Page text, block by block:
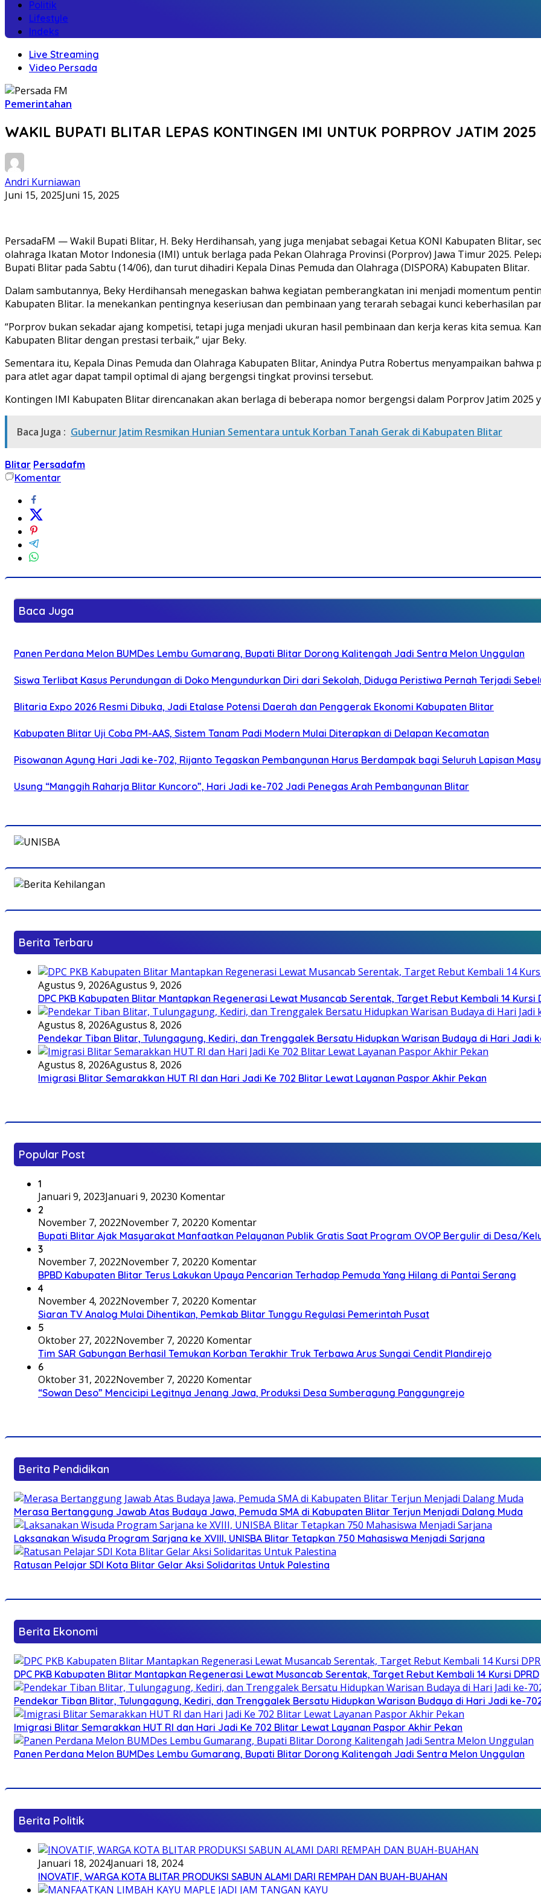
Politik
Lifestyle
Indeks
Live Streaming
Video Persada
Pemerintahan
WAKIL BUPATI BLITAR LEPAS KONTINGEN IMI UNTUK PORPROV JATIM 2025
Andri Kurniawan
Juni 15, 2025Juni 15, 2025
PersadaFM — Wakil Bupati Blitar, H. Beky Herdihansah, yang juga menjabat sebagai Ketua KONI Kabupaten Blitar,
olahraga Ikatan Motor Indonesia (IMI) untuk berlaga pada Pekan Olahraga Provinsi (Porprov) Jawa Timur 2025.
Bupati Blitar pada Sabtu (14/06), dan turut dihadiri Kepala Dinas Pemuda dan Olahraga (DISPORA) Kabupaten Blitar.
Dalam sambutannya, Beky Herdihansah menegaskan bahwa kegiatan pemberangkatan ini menjadi momentum
Kabupaten Blitar. Ia menekankan pentingnya keseriusan dan pembinaan yang terarah sebagai kunci keberhasilan
“Porprov bukan sekadar ajang kompetisi, tetapi juga menjadi ukuran hasil pembinaan dan kerja keras kita semua.
Kabupaten Blitar dengan prestasi terbaik,” ujar Beky.
Sementara itu, Kepala Dinas Pemuda dan Olahraga Kabupaten Blitar, Anindya Putra Robertus menyampaikan
para atlet agar dapat tampil optimal di ajang bergengsi tingkat provinsi tersebut.
Kontingen IMI Kabupaten Blitar direncanakan akan berlaga di beberapa nomor bergengsi dalam Porprov Jatim 2025
Baca Juga : Gubernur Jatim Resmikan Hunian Sementara untuk Korban Tanah Gerak di Kabupaten Blitar
Blitar Persadafm
Komentar
Baca Juga
Panen Perdana Melon BUMDes Lembu Gumarang, Bupati Blitar Dorong Kalitengah Jadi Sentra Melon Unggulan
Siswa Terlibat Kasus Perundungan di Doko Mengundurkan Diri dari Sekolah, Diduga Peristiwa Pernah Terjadi
Blitaria Expo 2026 Resmi Dibuka, Jadi Etalase Potensi Daerah dan Penggerak Ekonomi Kabupaten Blitar
Kabupaten Blitar Uji Coba PM-AAS, Sistem Tanam Padi Modern Mulai Diterapkan di Delapan Kecamatan
Pisowanan Agung Hari Jadi ke-702, Rijanto Tegaskan Pembangunan Harus Berdampak bagi Seluruh Lapisan
Usung “Manggih Raharja Blitar Kuncoro”, Hari Jadi ke-702 Jadi Penegas Arah Pembangunan Blitar
Berita Terbaru
Agustus 9, 2026Agustus 9, 2026
DPC PKB Kabupaten Blitar Mantapkan Regenerasi Lewat Musancab Serentak, Target Rebut Kembali 14 Kursi
Agustus 8, 2026Agustus 8, 2026
Pendekar Tiban Blitar, Tulungagung, Kediri, dan Trenggalek Bersatu Hidupkan Warisan Budaya di Hari Jadi
Agustus 8, 2026Agustus 8, 2026
Imigrasi Blitar Semarakkan HUT RI dan Hari Jadi Ke 702 Blitar Lewat Layanan Paspor Akhir Pekan
Popular Post
1
Januari 9, 2023Januari 9, 20230 Komentar
2
November 7, 2022November 7, 20220 Komentar
Bupati Blitar Ajak Masyarakat Manfaatkan Pelayanan Publik Gratis Saat Program OVOP Bergulir di Desa/
3
November 7, 2022November 7, 20220 Komentar
BPBD Kabupaten Blitar Terus Lakukan Upaya Pencarian Terhadap Pemuda Yang Hilang di Pantai Serang
4
November 4, 2022November 7, 20220 Komentar
Siaran TV Analog Mulai Dihentikan, Pemkab Blitar Tunggu Regulasi Pemerintah Pusat
5
Oktober 27, 2022November 7, 20220 Komentar
Tim SAR Gabungan Berhasil Temukan Korban Terakhir Truk Terbawa Arus Sungai Cendit Plandirejo
6
Oktober 31, 2022November 7, 20220 Komentar
“Sowan Deso” Mencicipi Legitnya Jenang Jawa, Produksi Desa Sumberagung Panggungrejo
Berita Pendidikan
Merasa Bertanggung Jawab Atas Budaya Jawa, Pemuda SMA di Kabupaten Blitar Terjun Menjadi Dalang Muda
Laksanakan Wisuda Program Sarjana ke XVIII, UNISBA Blitar Tetapkan 750 Mahasiswa Menjadi Sarjana
Ratusan Pelajar SDI Kota Blitar Gelar Aksi Solidaritas Untuk Palestina
Berita Ekonomi
DPC PKB Kabupaten Blitar Mantapkan Regenerasi Lewat Musancab Serentak, Target Rebut Kembali 14 Kursi DPRD
Pendekar Tiban Blitar, Tulungagung, Kediri, dan Trenggalek Bersatu Hidupkan Warisan Budaya di Hari Jadi ke-
Imigrasi Blitar Semarakkan HUT RI dan Hari Jadi Ke 702 Blitar Lewat Layanan Paspor Akhir Pekan
Panen Perdana Melon BUMDes Lembu Gumarang, Bupati Blitar Dorong Kalitengah Jadi Sentra Melon Unggulan
Berita Politik
Januari 18, 2024Januari 18, 2024
INOVATIF, WARGA KOTA BLITAR PRODUKSI SABUN ALAMI DARI REMPAH DAN BUAH-BUAHAN